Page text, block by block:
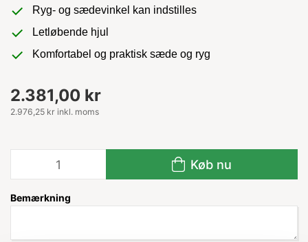
Ryg- og sædevinkel kan indstilles
Letløbende hjul
Komfortabel og praktisk sæde og ryg
2.381,00 kr
2.976,25 kr inkl. moms
Køb nu
Bemærkning